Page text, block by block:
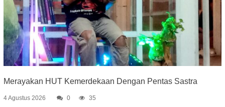
Merayakan HUT Kemerdekaan Dengan Pentas Sastra
4 Agustus 2026 0 35